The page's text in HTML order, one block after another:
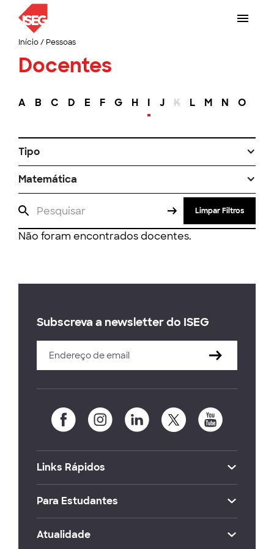
Início/ Pessoas
Docentes
A B C D E F G H I J K L M N O
Tipo
Matemática
Limpar Filtros
Não foram encontrados docentes.
Subscreva a newsletter do ISEG
Links Rápidos
Para Estudantes
Atualidade